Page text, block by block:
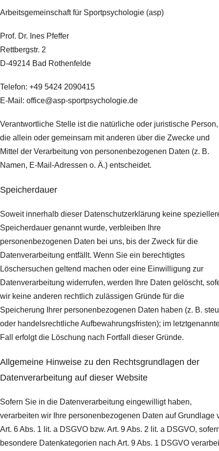
Arbeitsgemeinschaft für Sportpsychologie (asp)
Prof. Dr. Ines Pfeffer
Rettbergstr. 2
D-49214 Bad Rothenfelde
Telefon: +49 5424 2090415
E-Mail: office@asp-sportpsychologie.de
Verantwortliche Stelle ist die natürliche oder juristische Person,
die allein oder gemeinsam mit anderen über die Zwecke und
Mittel der Verarbeitung von personenbezogenen Daten (z. B.
Namen, E-Mail-Adressen o. Ä.) entscheidet.
Speicherdauer
Soweit innerhalb dieser Datenschutzerklärung keine
Speicherdauer genannt wurde, verbleiben Ihre
personenbezogenen Daten bei uns, bis der Zweck für die
Datenverarbeitung entfällt. Wenn Sie ein berechtigtes
Löschersuchen geltend machen oder eine Einwilligung zur
Datenverarbeitung widerrufen, werden Ihre Daten gelöscht,
wir keine anderen rechtlich zulässigen Gründe für die
Speicherung Ihrer personenbezogenen Daten haben (z. B.
oder handelsrechtliche Aufbewahrungsfristen); im
Fall erfolgt die Löschung nach Fortfall dieser Gründe.
Allgemeine Hinweise zu den Rechtsgrundlagen der
Datenverarbeitung auf dieser Website
Sofern Sie in die Datenverarbeitung eingewilligt haben,
verarbeiten wir Ihre personenbezogenen Daten auf Grundlage
Art. 6 Abs. 1 lit. a DSGVO bzw. Art. 9 Abs. 2 lit. a DSGVO,
besondere Datenkategorien nach Art. 9 Abs. 1 DSGVO